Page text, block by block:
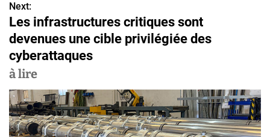
i
g
a
t
i
o
Next:
Les infrastructures critiques sont
devenues une cible privilégiée des
cyberattaques
à lire